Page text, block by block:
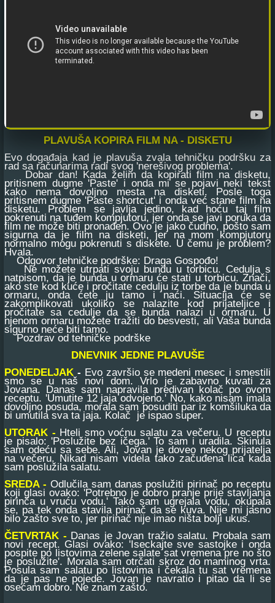
PLAVUŠA KOPIRA FILM NA - DISKETU
Evo događaja kad je plavuša zvala tehničku podršku za
rad sa računarima radi svog 'nerešivog problema'.
Dobar dan! Kada želim da kopirati film na disketu,
pritisnem dugme 'Paste' i onda mi se pojavi neki tekst
kako nema dovoljno mesta na disketi. Posle toga
pritisnem dugme 'Paste shortcut' i onda već stane film na
disketu. Problem se javlja jedino, kad hoću taj film
pokrenuti na tuđem kompjutoru, jer onda se javi poruka da
film ne može biti pronađen. Ovo je jako čudno, pošto sam
sigurna da je film na disketi, jer na mom kompjutoru
normalno mogu pokrenuti s diskete. U čemu je problem?
Hvala.
Odgovor tehničke podrške: Draga Gospođo!
Ne možete utrpati svoju bundu u torbicu. Cedulja s
natpisom, da je bunda u ormaru će stati u torbicu. Znači,
ako ste kod kuće i pročitate cedulju iz torbe da je bunda u
ormaru, onda ćete ju tamo i naći. Situacija će se
zakomplikovati ukoliko se nalazite kod prijateljice i
pročitate sa cedulje da se bunda nalazi u ormaru. U
njenom ormaru možete tražiti do besvesti, ali Vaša bunda
sigurno neće biti tamo.
Pozdrav od tehničke podrške
DNEVNIK JEDNE PLAVUŠE
PONEDELJAK - Evo završio se medeni mesec i smestili
smo se u naš novi dom. Vrlo je zabavno kuvati za
Jovana. Danas sam napravila predivan kolač po ovom
receptu. 'Umutite 12 jaja odvojeno.' No, kako nisam imala
dovoljno posuda, morala sam posuditi par iz komšiluka da
bi umutila sva ta jaja. Kolač je ispao super.
UTORAK - Hteli smo voćnu salatu za večeru. U receptu
je pisalo: 'Poslužite bez ičega.' To sam i uradila. Skinula
sam odeću sa sebe. Ali, Jovan je doveo nekog prijatelja
na večeru. Nikad nisam videla tako začuđena lica kada
sam poslužila salatu.
SREDA - Odlučila sam danas poslužiti pirinač po receptu
koji glasi ovako: 'Potrebno je dobro pranje prije stavljanja
pirinča u vruću vodu.' Tako sam ugrejala vodu, okupala
se, pa tek onda stavila pirinač da se kuva. Nije mi jasno
bilo zašto sve to, jer pirinač nije imao ništa bolji ukus.
ČETVRTAK - Danas je Jovan tražio salatu. Probala sam
novi recept. Glasi ovako: 'Iseckajte sve sastojke i onda
pospite po listovima zelene salate sat vremena pre no što
je poslužite'. Morala sam otrčati skroz do maminog vrta.
Posula sam salatu po listovima i čekala tu sat vremena
da je pas ne pojede. Jovan je navratio i pitao da li se
osećam dobro. Ne znam zašto.